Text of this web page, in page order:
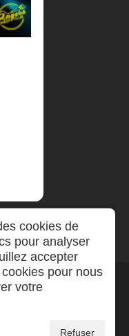
cookies de
pour analyser
accepter
pour nous
votre
Refuser